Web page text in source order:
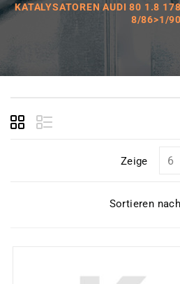
KATALYSATOREN AUDI 80 1.8
8/86>1/90
Zeige
Sortieren nach